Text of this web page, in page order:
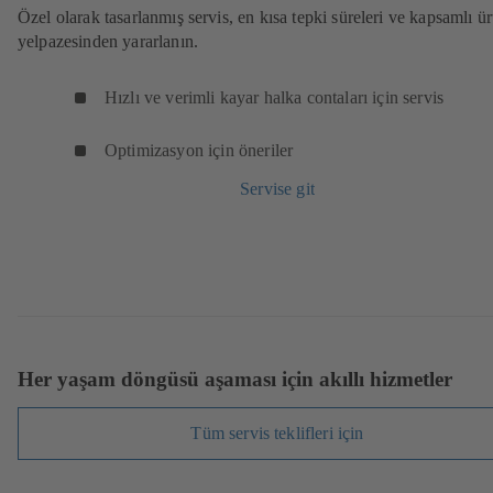
Özel olarak tasarlanmış servis, en kısa tepki süreleri ve kapsamlı
yelpazesinden yararlanın.
Hızlı ve verimli kayar halka contaları için servis
Optimizasyon için öneriler
Servise git
Her yaşam döngüsü aşaması için akıllı hizmetler
Tüm servis teklifleri için